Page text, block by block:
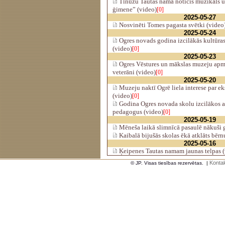
ģimene” (video)[0]
2025-05-27
Nosvinēti Tomes pagasta svētki
2025-05-24
Ogres novads godina izcilākās
(video)[0]
2025-05-23
Ogres Vēstures un mākslas muzeju
veterāni (video)[0]
2025-05-20
Muzeju naktī Ogrē liela interese par
(video)[0]
Godina Ogres novada skolu izcilākos
pedagogus (video)[0]
2025-05-19
Mēneša laikā slimnīcā pasaulē nākuši
Kaibalā bijušās skolas ēkā atklāts
2025-05-16
Ķeipenes Tautas namam jaunas telpas
© JP. Visas tiesības rezervētas. |